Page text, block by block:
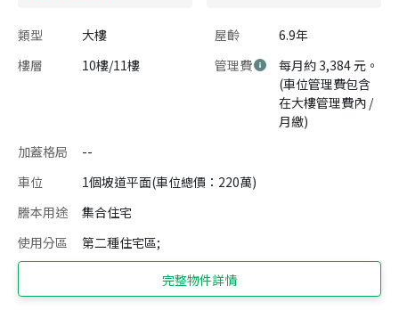
類型 大樓 屋齡
6.9年
樓層
10樓/11樓 管理費
每月約 3,384 元。
(車位管理費包含
在大樓管理費內 /
月繳)
加蓋格局
--
車位
1個坡道平面(車位總價：220萬)
謄本用途
集合住宅
使用分區
第二種住宅區;
完整物件詳情